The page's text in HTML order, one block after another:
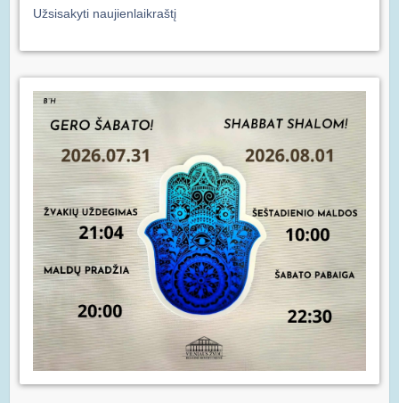
Užsisakyti naujienlaikraštį